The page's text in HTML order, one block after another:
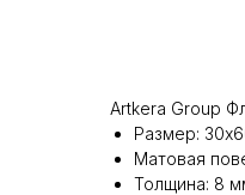
Artkera Group
Размер:
Матовая
Толщина: 8